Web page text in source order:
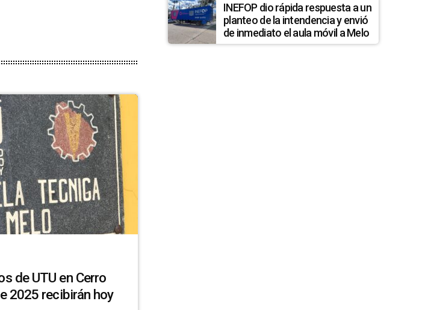
de UTU en Cerro
2025 recibirán hoy
INEFOP dio rápida respuesta a un
planteo de la intendencia y envió
de inmediato el aula móvil a Melo